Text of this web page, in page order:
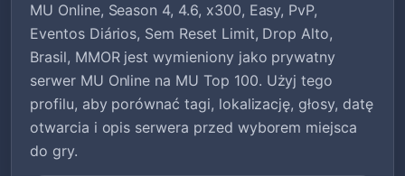
MU Online, Season 4, 4.6, x300, Easy, PvP,
Eventos Diários, Sem Reset Limit, Drop Alto,
Brasil, MMOR jest wymieniony jako prywatny
serwer MU Online na MU Top 100. Użyj tego
profilu, aby porównać tagi, lokalizację, głosy, datę
otwarcia i opis serwera przed wyborem miejsca
do gry.